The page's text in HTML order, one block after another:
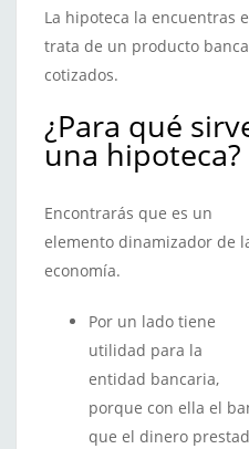
La hipoteca la encuentras
trata de un producto
cotizados.
¿Para qué
una hipoteca?
Encontrarás que es un
elemento dinamizador de
economía.
Por un lado tiene
utilidad para la
entidad bancaria,
porque con ella el
que el dinero